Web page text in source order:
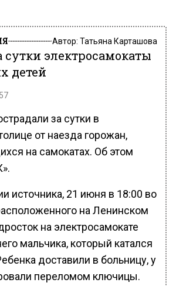
Автор: Татьяна Карташова
сутки электросамокаты
детей
за сутки в
от наезда горожан,
на самокатах. Об этом
источника, 21 июня в 18:00 во
на Ленинском
на электросамокате
мальчика, который катался
доставили в больницу, у
переломом ключицы.